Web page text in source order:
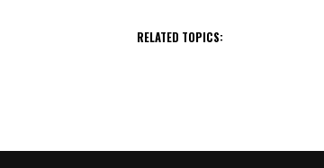
RELATED TOPICS: